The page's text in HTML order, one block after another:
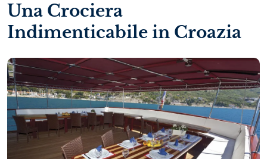
Una Crociera
Indimenticabile in Croazia